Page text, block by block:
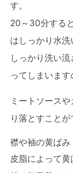
す。
20～30分する
はしっかり水洗
しっかり洗い
ってしまいます
ミートソース
り落とすことが
襟や袖の黄ばみ
皮脂によって黄